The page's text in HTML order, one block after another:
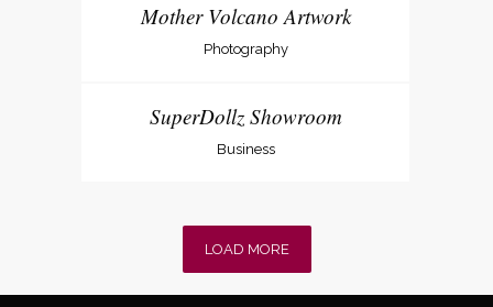
Mother Volcano Artwork
Photography
SuperDollz Showroom
Business
LOAD MORE